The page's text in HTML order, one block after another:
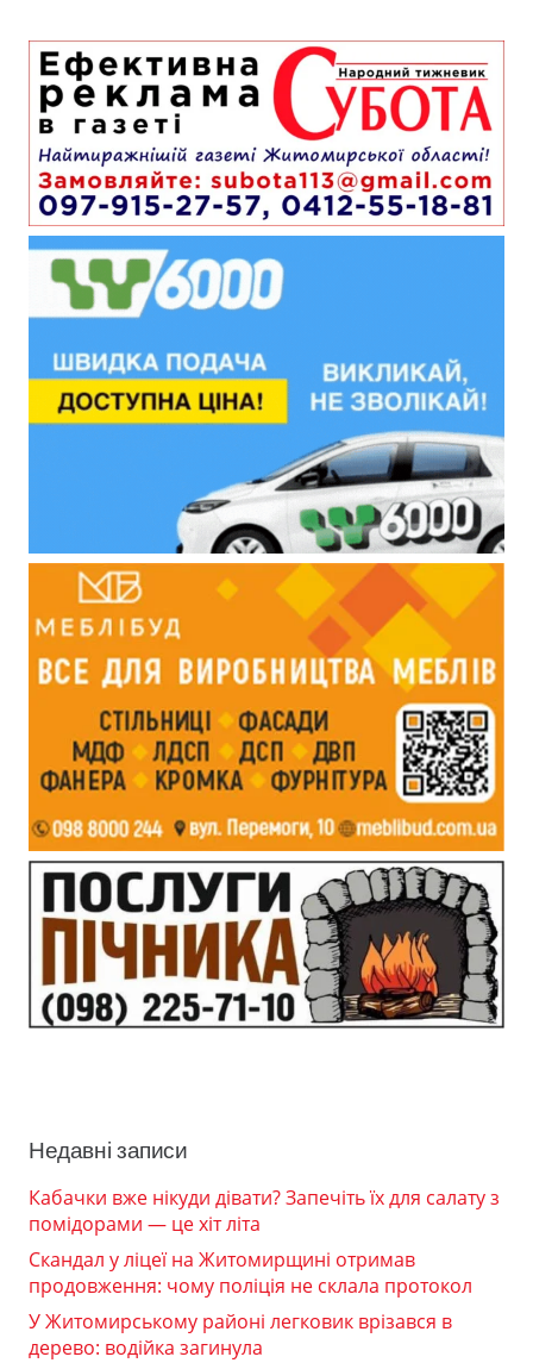
Недавні записи
Кабачки вже нікуди дівати? Запечіть їх для салату з
помідорами — це хіт літа
Скандал у ліцеї на Житомирщині отримав
продовження: чому поліція не склала протокол
У Житомирському районі легковик врізався в
дерево: водійка загинула